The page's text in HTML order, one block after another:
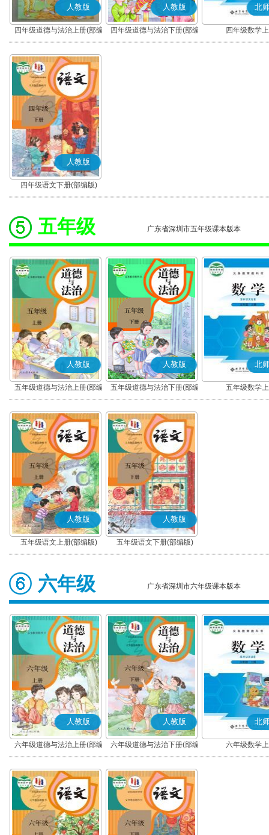
人教版
四年级道德与法治上册(部编
版)
人教版
四年级道德与法治下册(部编
版)
北
四年级数学
人教版
四年级语文下册(部编版)
五年级 广东省深圳市五年级课本版本
人教版
五年级道德与法治上册(部编
版)
人教版
五年级道德与法治下册(部编
版)
北
五年级数学
人教版
五年级语文上册(部编版)
人教版
五年级语文下册(部编版)
六年级 广东省深圳市六年级课本版本
人教版
六年级道德与法治上册(部编
版)
人教版
六年级道德与法治下册(部编
版)
北
六年级数学